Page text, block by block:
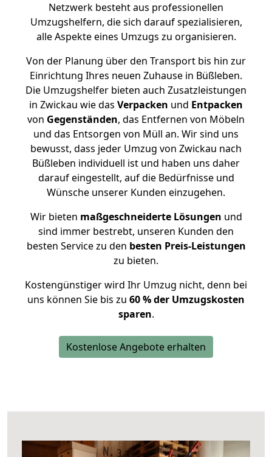
Netzwerk besteht aus professionellen
Umzugshelfern, die sich darauf spezialisieren,
alle Aspekte eines Umzugs zu organisieren.
Von der Planung über den Transport bis hin zur
Einrichtung Ihres neuen Zuhause in Büßleben.
Die Umzugshelfer bieten auch Zusatzleistungen
in Zwickau wie das Verpacken und Entpacken
von Gegenständen, das Entfernen von Möbeln
und das Entsorgen von Müll an. Wir sind uns
bewusst, dass jeder Umzug von Zwickau nach
Büßleben individuell ist und haben uns daher
darauf eingestellt, auf die Bedürfnisse und
Wünsche unserer Kunden einzugehen.
Wir bieten maßgeschneiderte Lösungen und
sind immer bestrebt, unseren Kunden den
besten Service zu den besten Preis-Leistungen
zu bieten.
Kostengünstiger wird Ihr Umzug nicht, denn bei
uns können Sie bis zu 60 % der Umzugskosten
sparen.
Kostenlose Angebote erhalten